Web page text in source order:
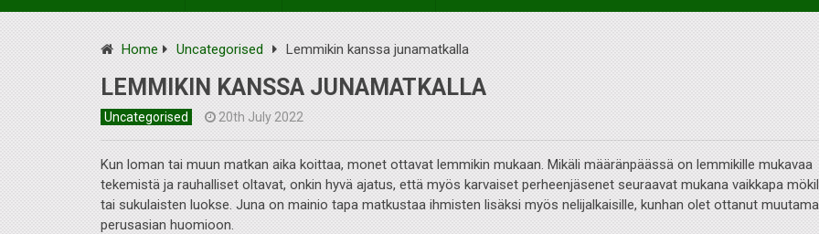
Home Uncategorised Lemmikin kanssa junamatkalla
LEMMIKIN KANSSA JUNAMATKALLA
Uncategorised 20th July 2022
Kun loman tai muun matkan aika koittaa, monet ottavat lemmikin mukaan. Mikäli määränpäässä on lemmikille mukavaa
tekemistä ja rauhalliset oltavat, onkin hyvä ajatus, että myös karvaiset perheenjäsenet seuraavat mukana vaikkapa
tai sukulaisten luokse. Juna on mainio tapa matkustaa ihmisten lisäksi myös nelijalkaisille, kunhan olet ottanut
perusasian huomioon.